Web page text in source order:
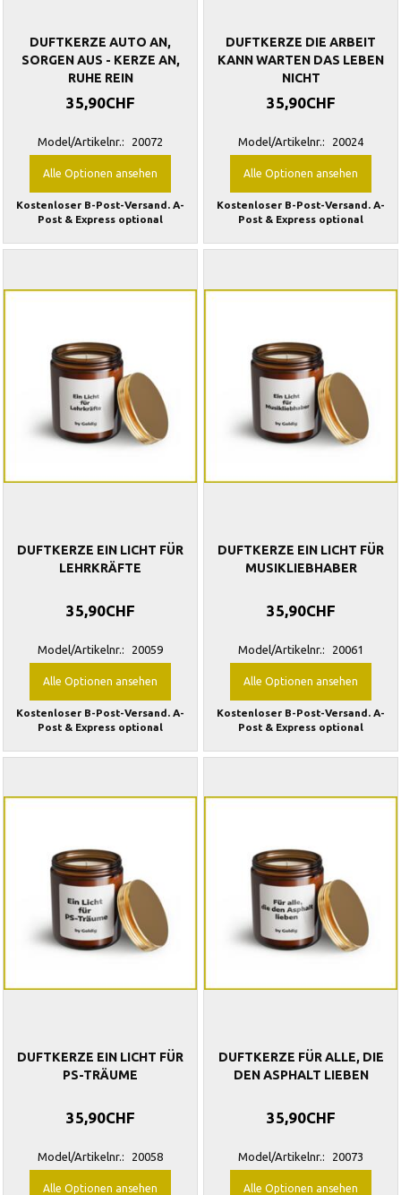
DUFTKERZE AUTO AN,
SORGEN AUS - KERZE AN,
RUHE REIN
35,90CHF
Model/Artikelnr.: 20072
Alle Optionen ansehen
Kostenloser B-Post-Versand. A-
Post & Express optional
DUFTKERZE DIE ARBEIT
KANN WARTEN DAS LEBEN
NICHT
35,90CHF
Model/Artikelnr.: 20024
Alle Optionen ansehen
Kostenloser B-Post-Versand. A-
Post & Express optional
DUFTKERZE EIN LICHT FÜR
LEHRKRÄFTE
35,90CHF
Model/Artikelnr.: 20059
Alle Optionen ansehen
Kostenloser B-Post-Versand. A-
Post & Express optional
DUFTKERZE EIN LICHT FÜR
MUSIKLIEBHABER
35,90CHF
Model/Artikelnr.: 20061
Alle Optionen ansehen
Kostenloser B-Post-Versand. A-
Post & Express optional
DUFTKERZE EIN LICHT FÜR
PS-TRÄUME
35,90CHF
Model/Artikelnr.: 20058
Alle Optionen ansehen
DUFTKERZE FÜR ALLE, DIE
DEN ASPHALT LIEBEN
35,90CHF
Model/Artikelnr.: 20073
Alle Optionen ansehen